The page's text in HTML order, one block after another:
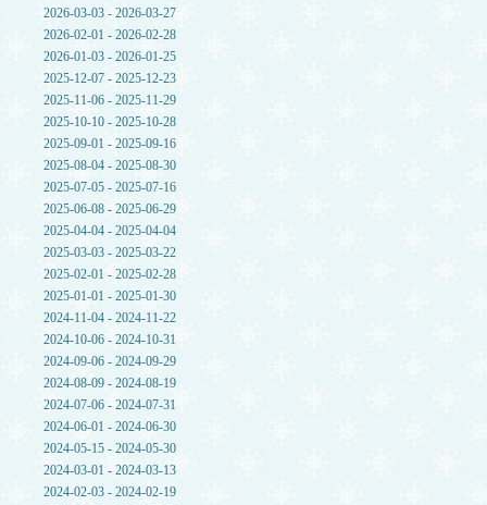
2026-03-03 - 2026-03-27
2026-02-01 - 2026-02-28
2026-01-03 - 2026-01-25
2025-12-07 - 2025-12-23
2025-11-06 - 2025-11-29
2025-10-10 - 2025-10-28
2025-09-01 - 2025-09-16
2025-08-04 - 2025-08-30
2025-07-05 - 2025-07-16
2025-06-08 - 2025-06-29
2025-04-04 - 2025-04-04
2025-03-03 - 2025-03-22
2025-02-01 - 2025-02-28
2025-01-01 - 2025-01-30
2024-11-04 - 2024-11-22
2024-10-06 - 2024-10-31
2024-09-06 - 2024-09-29
2024-08-09 - 2024-08-19
2024-07-06 - 2024-07-31
2024-06-01 - 2024-06-30
2024-05-15 - 2024-05-30
2024-03-01 - 2024-03-13
2024-02-03 - 2024-02-19